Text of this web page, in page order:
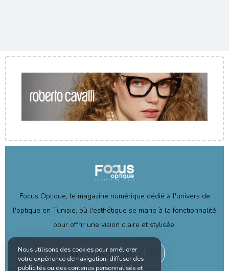
Focus Optique, le magazine numérique dédié à l'univers de
l'optique en Tunisie, où l'esthétique se marie à la fonctionnalité
pour offrir une vision claire et stylisée.
Nous utilisons des cookies pour améliorer
votre expérience de navigation, diffuser des
publicités ou des contenus personnalisés et